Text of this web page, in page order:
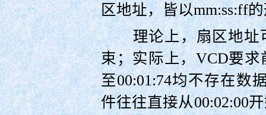
区地址，皆以mm:ss:ff
理论上，扇区地址可
束；实际上，VCD要求
至00:01:74均不存在数
件往往直接从00:02:00